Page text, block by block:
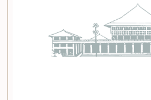
සංසදයේ සාමාජික මන්ත්‍රීවරු සහ වැඩමුළු
සපයන සංවර්ධන සහකරු වන CII (Coalition
ආයතනයේ නියෝජිතයෝ එක්ව සිටියහ.මෙම
අපේක්ෂා කරන ගම්පහ දිස්ත්‍රික්කයේ වයස
https://forms.gle/aVp5UzhLbtPSmVap8
සම්පූර්ණ කොට ලියාපදිංචි විය විය යුතුය.